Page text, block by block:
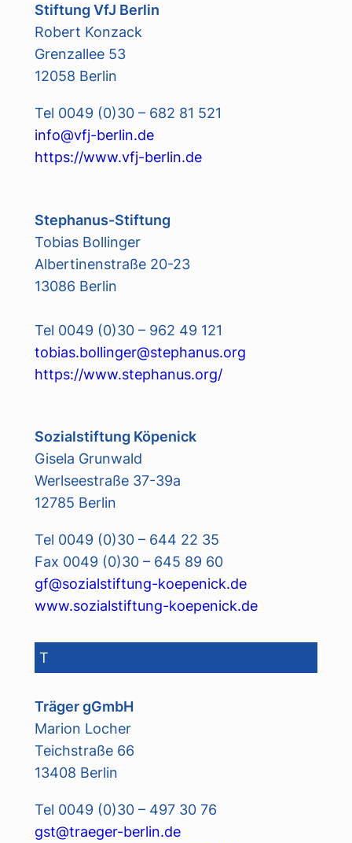
Stiftung VfJ Berlin
Robert Konzack
Grenzallee 53
12058 Berlin
Tel 0049 (0)30 – 682 81 521
info@vfj-berlin.de
https://www.vfj-berlin.de
Stephanus-Stiftung
Tobias Bollinger
Albertinenstraße 20-23
13086 Berlin
Tel 0049 (0)30 – 962 49 121
tobias.bollinger@stephanus.org
https://www.stephanus.org/
Sozialstiftung Köpenick
Gisela Grunwald
Werlseestraße 37-39a
12785 Berlin
Tel 0049 (0)30 – 644 22 35
Fax 0049 (0)30 – 645 89 60
gf@sozialstiftung-koepenick.de
www.sozialstiftung-koepenick.de
T
Träger gGmbH
Marion Locher
Teichstraße 66
13408 Berlin
Tel 0049 (0)30 – 497 30 76
gst@traeger-berlin.de